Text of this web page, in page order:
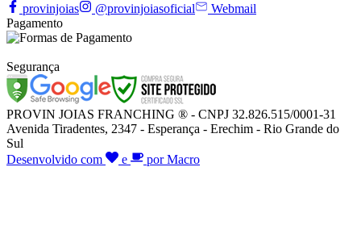
provinjoias
@provinjoiasoficial
Webmail
Pagamento
Segurança
PROVIN JOIAS FRANCHING ® - CNPJ 32.826.515/0001-31
Avenida Tiradentes, 2347 - Esperança - Erechim - Rio Grande do
Sul
Desenvolvido com
e por Macro